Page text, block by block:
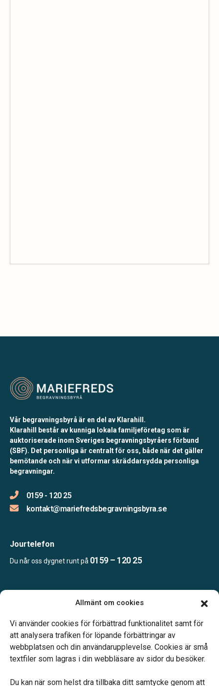
Allmänt om cookies
Vi använder cookies för förbättrad funktionalitet samt för
att analysera trafiken för löpande förbättringar av
webbplatsen och din användarupplevelse. Cookies är små
textfiler som lagras i din webbläsare av sidor du besöker.
Du kan när som helst dra tillbaka ditt samtycke genom att
Vår begravningsbyrå är en del av Klarahill.
Klarahill består av kunniga lokala familjeföretag som är
auktoriserade inom Sveriges begravningsbyråers förbund
(SBF). Det personliga är centralt för oss, både när det gäller
bemötande och när vi utformar skräddarsydda personliga
begravningar.
0159 - 120 25
kontakt@mariefredsbegravningsbyra.se
Jourtelefon
Du når oss dygnet runt på 0159 – 120 25
Annan tid efter överenskommelse.
Telefonjour dygnet runt.